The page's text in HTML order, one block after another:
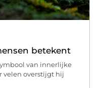
betekent
van innerlijke
velen overstijgt hij